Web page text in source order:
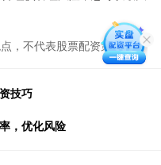
，不代表股票配资策略观点
技巧
，优化风险